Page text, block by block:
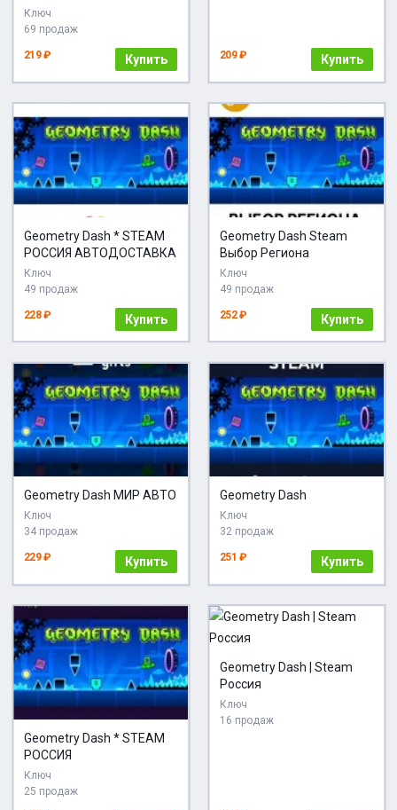
Ключ
69 продаж
219 ₽ Купить 209 ₽ Купить
Geometry Dash * STEAM
РОССИЯ АВТОДОСТАВКА
Ключ
49 продаж
228 ₽ Купить
Geometry Dash Steam
Выбор Региона
Ключ
49 продаж
252 ₽ Купить
Geometry Dash МИР АВТО
Ключ
34 продаж
229 ₽ Купить
Geometry Dash
Ключ
32 продаж
251 ₽ Купить
Geometry Dash * STEAM
РОССИЯ
Ключ
25 продаж
Geometry Dash | Steam
Россия
Ключ
16 продаж